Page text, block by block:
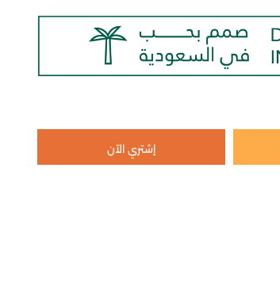
إشتري الآن